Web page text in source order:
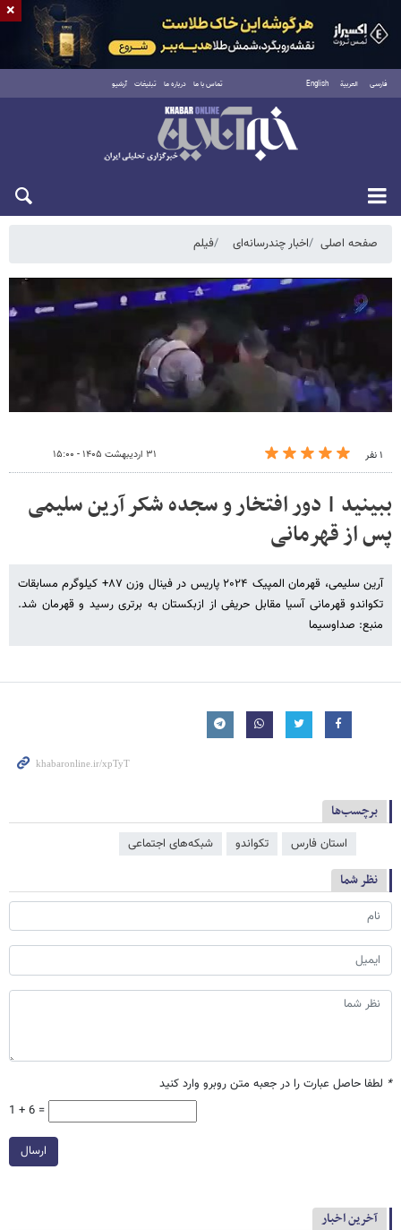
فارسی العربية English تماس با ما درباره ما تبلیغات آرشیو
پنجشنبه ۱۵ مرداد ۱۴۰۵
صفحه اصلی اخبار چندرسانه‌ای فیلم
۱ نفر ۳۱ اردیبهشت ۱۴۰۵ - ۱۵:۰۰
ببینید | دور افتخار و سجده شکر آرین سلیمی
پس از قهرمانی
آرین سلیمی، قهرمان المپیک ۲۰۲۴ پاریس در فینال وزن ۸۷+ کیلوگرم مسابقات
تکواندو قهرمانی آسیا مقابل حریفی از ازبکستان به برتری رسید و قهرمان شد.
منبع: صداوسیما
برچسب‌ها
استان فارس تکواندو شبکه‌‌های اجتماعی
نظر شما
* لطفا حاصل عبارت را در جعبه متن روبرو وارد کنید
1 + 6 =
ارسال
آخرین اخبار
×